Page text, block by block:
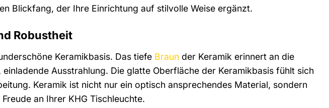
Blickfang, der Ihre Einrichtung auf stilvolle Weise ergänzt.
Robustheit
Keramikbasis. Das tiefe Braun der Keramik erinnert an die
Ausstrahlung. Die glatte Oberfläche der Keramikbasis fühlt sich
Keramik ist nicht nur ein optisch ansprechendes Material, sondern
an Ihrer KHG Tischleuchte.